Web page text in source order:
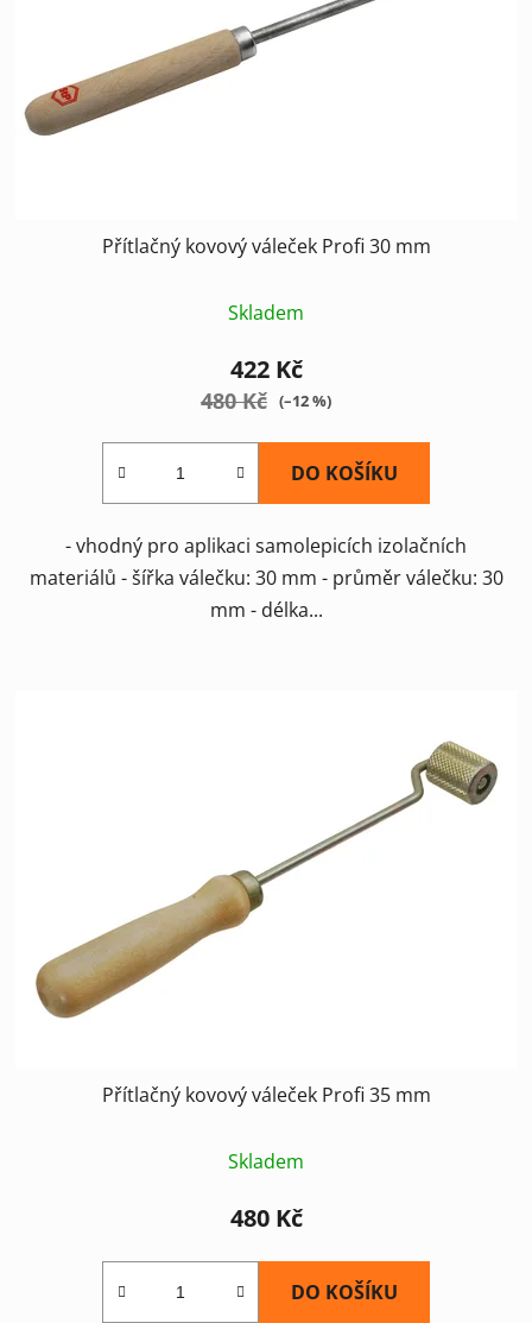
Přítlačný kovový váleček Profi 30 mm
Skladem
422 Kč
480 Kč (–12 %)
DO KOŠÍKU
- vhodný pro aplikaci samolepicích izolačních
materiálů - šířka válečku: 30 mm - průměr válečku: 30
mm - délka...
Přítlačný kovový váleček Profi 35 mm
Skladem
480 Kč
DO KOŠÍKU